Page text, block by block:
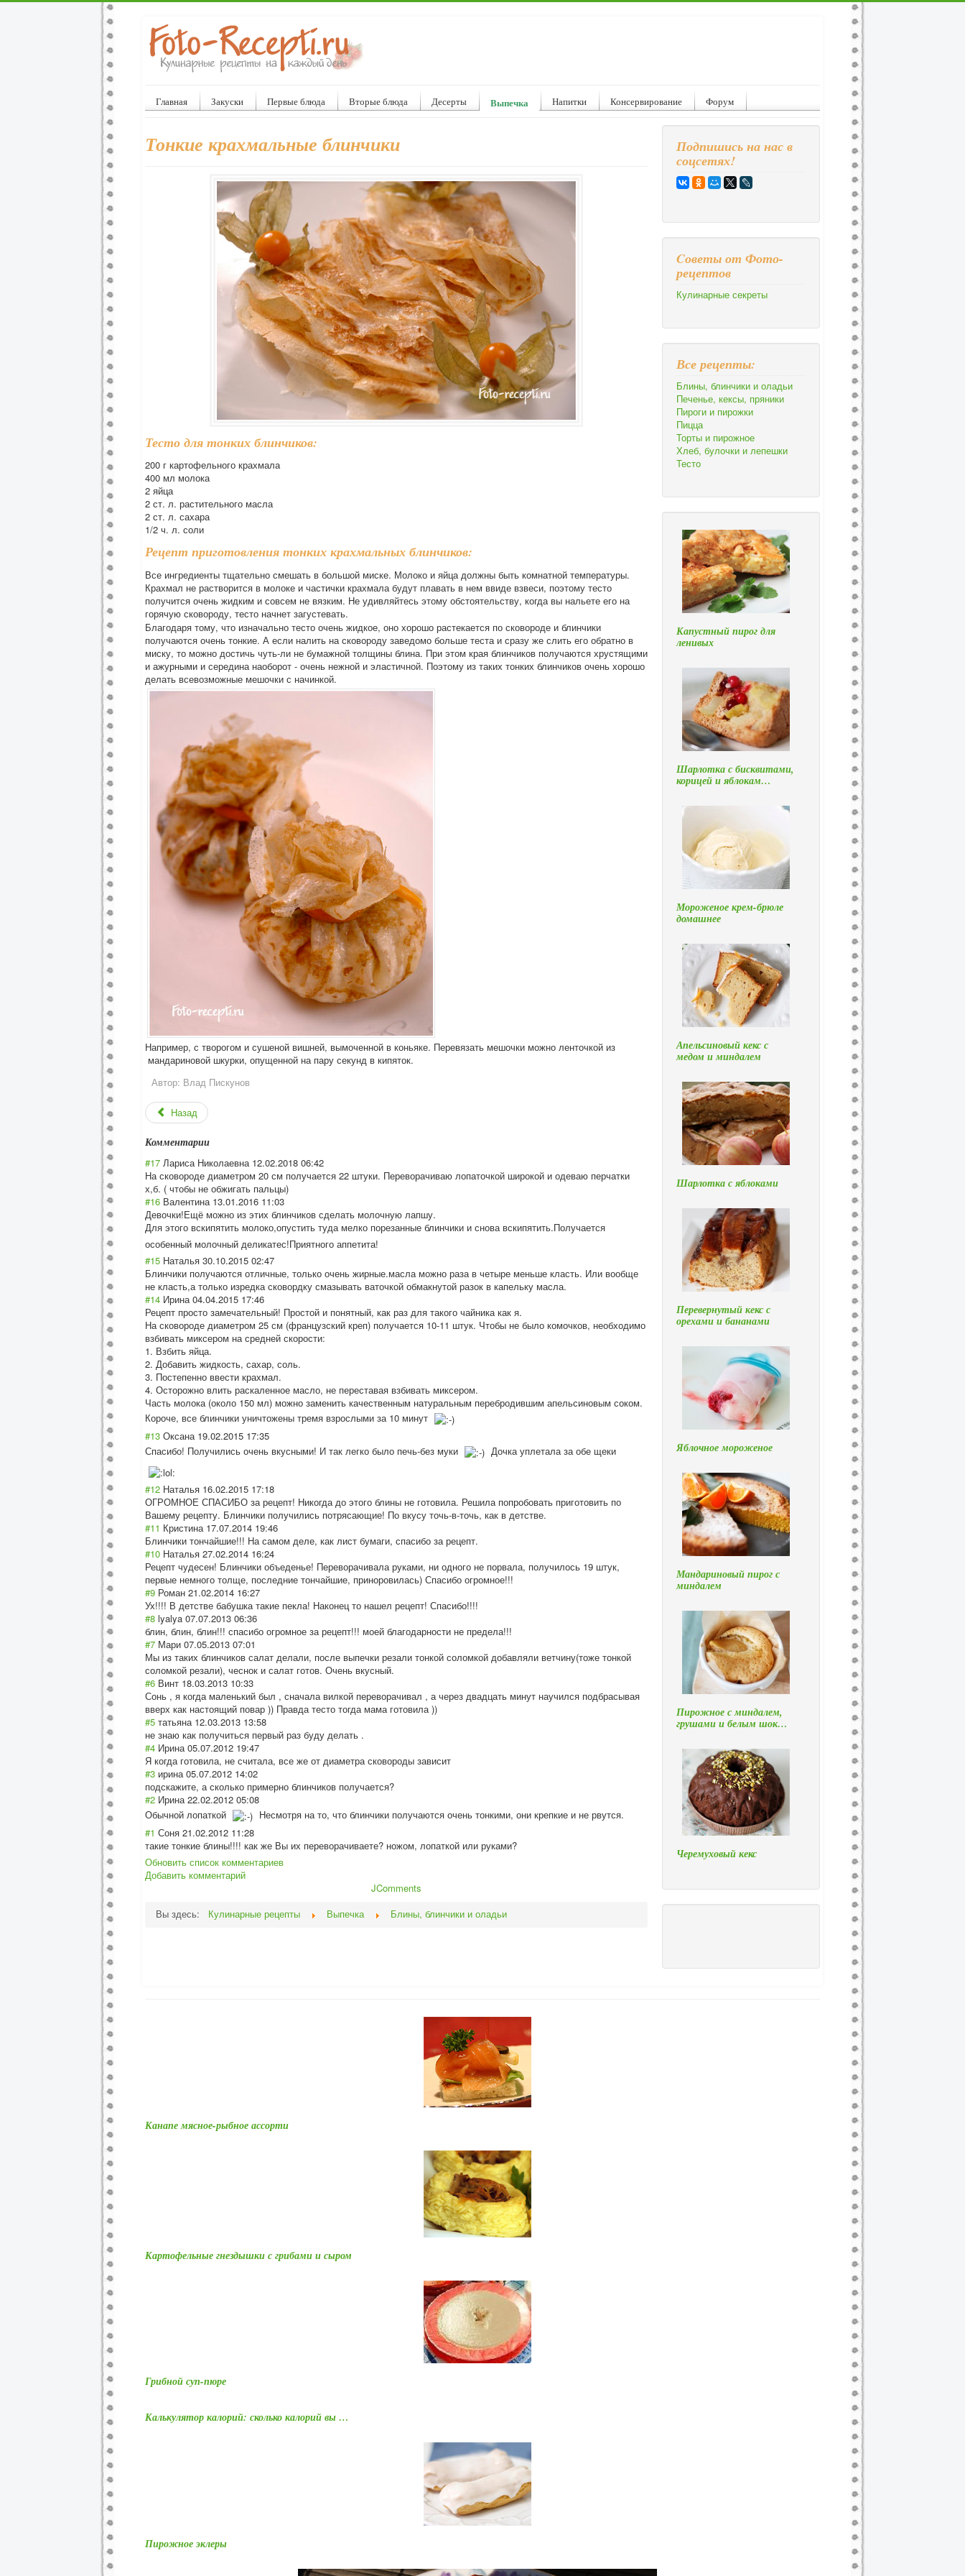
Главная Закуски Первые блюда Вторые блюда Десерты Выпечка Напитки Консервирование Форум
Тонкие крахмальные блинчики
Тесто для тонких блинчиков:
200 г картофельного крахмала
400 мл молока
2 яйца
2 ст. л. растительного масла
2 ст. л. сахара
1/2 ч. л. соли
Рецепт приготовления тонких крахмальных блинчиков:
Все ингредиенты тщательно смешать в большой миске. Молоко и яйца должны быть комнатной температуры.
Крахмал не растворится в молоке и частички крахмала будут плавать в нем ввиде взвеси, поэтому тесто
получится очень жидким и совсем не вязким. Не удивляйтесь этому обстоятельству, когда вы нальете его на
горячую сковороду, тесто начнет загустевать.
Благодаря тому, что изначально тесто очень жидкое, оно хорошо растекается по сковороде и блинчики
получаются очень тонкие. А если налить на сковороду заведомо больше теста и сразу же слить его обратно в
миску, то можно достичь чуть-ли не бумажной толщины блина. При этом края блинчиков получаются хрустящими
и ажурными и середина наоборот - очень нежной и эластичной. Поэтому из таких тонких блинчиков очень хорошо
делать всевозможные мешочки с начинкой.
Например, с творогом и сушеной вишней, вымоченной в коньяке. Перевязать мешочки можно ленточкой из
мандариновой шкурки, опущенной на пару секунд в кипяток.
Автор: Влад Пискунов
Назад
Комментарии
#17 Лариса Николаевна 12.02.2018 06:42
На сковороде диаметром 20 см получается 22 штуки. Переворачиваю лопаточкой широкой и одеваю перчатки
х,б. ( чтобы не обжигать пальцы)
#16 Валентина 13.01.2016 11:03
Девочки!Ещё можно из этих блинчиков сделать молочную лапшу.
Для этого вскипятить молоко,опустить туда мелко порезанные блинчики и снова вскипятить.Получается
особенный молочный деликатес!Приятного аппетита!
#15 Наталья 30.10.2015 02:47
Блинчики получаются отличные, только очень жирные.масла можно раза в четыре меньше класть. Или вообще
не класть,а только изредка сковордку смазывать ваточкой обмакнутой разок в капельку масла.
#14 Ирина 04.04.2015 17:46
Рецепт просто замечательный! Простой и понятный, как раз для такого чайника как я.
На сковороде диаметром 25 см (французский креп) получается 10-11 штук. Чтобы не было комочков, необходимо
взбивать миксером на средней скорости:
1. Взбить яйца.
2. Добавить жидкость, сахар, соль.
3. Постепенно ввести крахмал.
4. Осторожно влить раскаленное масло, не переставая взбивать миксером.
Часть молока (около 150 мл) можно заменить качественным натуральным перебродившим апельсиновым соком.
Короче, все блинчики уничтожены тремя взрослыми за 10 минут
#13 Оксана 19.02.2015 17:35
Спасибо! Получились очень вкусными! И так легко было печь-без муки
Дочка уплетала за обе щеки
#12 Наталья 16.02.2015 17:18
ОГРОМНОЕ СПАСИБО за рецепт! Никогда до этого блины не готовила. Решила попробовать приготовить по
Вашему рецепту. Блинчики получились потрясающие! По вкусу точь-в-точь, как в детстве.
#11 Кристина 17.07.2014 19:46
Блинчики тончайшие!!! На самом деле, как лист бумаги, спасибо за рецепт.
#10 Наталья 27.02.2014 16:24
Рецепт чудесен! Блинчики объеденье! Переворачивала руками, ни одного не порвала, получилось 19 штук,
первые немного толще, последние тончайшие, приноровилась) Спасибо огромное!!!
#9 Роман 21.02.2014 16:27
Ух!!!! В детстве бабушка такие пекла! Наконец то нашел рецепт! Спасибо!!!!
#8 lyalya 07.07.2013 06:36
блин, блин, блин!!! спасибо огромное за рецепт!!! моей благодарности не предела!!!
#7 Мари 07.05.2013 07:01
Мы из таких блинчиков салат делали, после выпечки резали тонкой соломкой добавляли ветчину(тоже тонкой
соломкой резали), чеснок и салат готов. Очень вкусный.
#6 Винт 18.03.2013 10:33
Сонь , я когда маленький был , сначала вилкой переворачивал , а через двадцать минут научился подбрасывая
вверх как настоящий повар )) Правда тесто тогда мама готовила ))
#5 татьяна 12.03.2013 13:58
не знаю как получиться первый раз буду делать .
#4 Ирина 05.07.2012 19:47
Я когда готовила, не считала, все же от диаметра сковороды зависит
#3 ирина 05.07.2012 14:02
подскажите, а сколько примерно блинчиков получается?
#2 Ирина 22.02.2012 05:08
Обычной лопаткой
Несмотря на то, что блинчики получаются очень тонкими, они крепкие и не рвутся.
#1 Соня 21.02.2012 11:28
такие тонкие блины!!!! как же Вы их переворачиваете? ножом, лопаткой или руками?
Обновить список комментариев
Добавить комментарий
JComments
Вы здесь:
Кулинарные рецепты Выпечка Блины, блинчики и оладьи
Подпишись на нас в
соцсетях!
Cоветы от Фото-
рецептов
Кулинарные секреты
Все рецепты:
Блины, блинчики и оладьи
Печенье, кексы, пряники
Пироги и пирожки
Пицца
Торты и пирожное
Хлеб, булочки и лепешки
Тесто
Капустный пирог для
ленивых
Шарлотка с бисквитами,
корицей и яблокам…
Мороженое крем-брюле
домашнее
Апельсиновый кекс с
медом и миндалем
Шарлотка с яблоками
Перевернутый кекс с
орехами и бананами
Яблочное мороженое
Мандариновый пирог с
миндалем
Пирожное с миндалем,
грушами и белым шок…
Черемуховый кекс
Канапе мясное-рыбное ассорти
Картофельные гнездышки с грибами и сыром
Грибной суп-пюре
Калькулятор калорий: сколько калорий вы …
Пирожное эклеры